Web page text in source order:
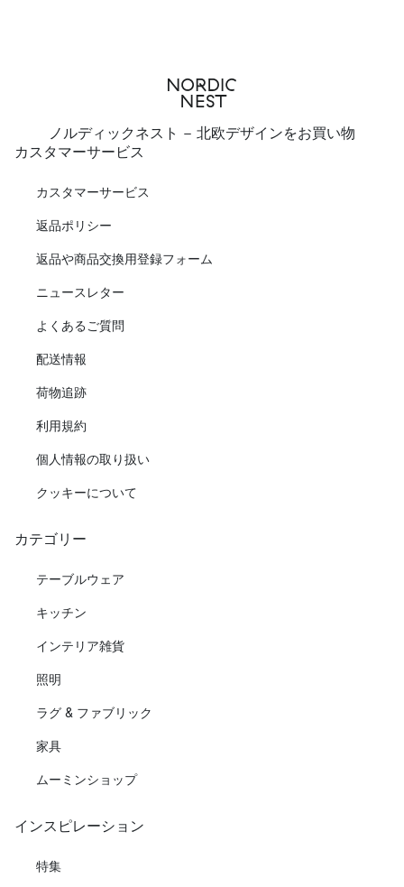
ノルディックネスト - 北欧デザインをお買い物
カスタマーサービス
カスタマーサービス
返品ポリシー
返品や商品交換用登録フォーム
ニュースレター
よくあるご質問
配送情報
荷物追跡
利用規約
個人情報の取り扱い
クッキーについて
カテゴリー
テーブルウェア
キッチン
インテリア雑貨
照明
ラグ & ファブリック
家具
ムーミンショップ
インスピレーション
特集